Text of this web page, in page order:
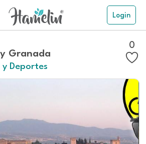
Login
Granada
Deportes
0